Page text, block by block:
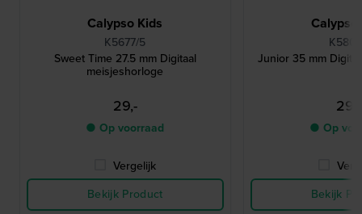
Calypso Kids
K5677/5
Sweet Time 27.5 mm Digitaal
meisjeshorloge
29,-
● Op voorraad
Vergelijk
Bekijk Product
Calypso
Junior 35 mm
29,-
● Op
Bekijk